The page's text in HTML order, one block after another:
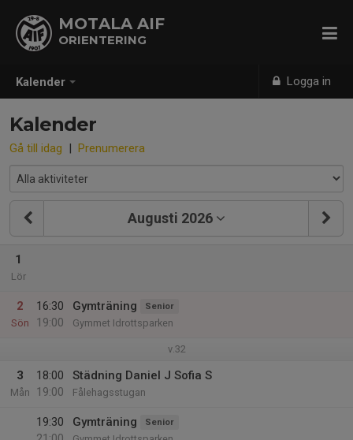
Kalender Logga in
MOTALA AIF
ORIENTERING
Kalender
Gå till idag | Prenumerera
Augusti 2026
1
Lör
2
Sön
16:30
19:00
Gymträning Senior
Gymmet Idrottsparken
v.32
3
Mån
18:00
19:00
Städning Daniel J Sofia S
Fålehagsstugan
19:30
Gymträning Senior